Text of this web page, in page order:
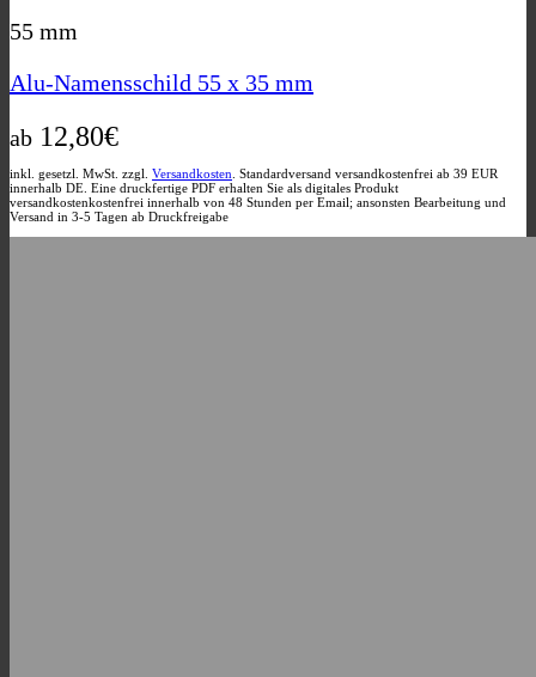
auf.
Optionen
auf
der
Produktseite
gewählt
55 mm
Alu-Namensschild 55 x 35 mm
ab 12,80€
inkl. gesetzl. MwSt. zzgl. Versandkosten . Standardversand versandkostenfrei ab 39 EUR
innerhalb DE. Eine druckfertige PDF erhalten Sie als digitales Produkt
versandkostenkostenfrei innerhalb von 48 Stunden per Email; ansonsten Bearbeitung und
Versand in 3-5 Tagen ab Druckfreigabe